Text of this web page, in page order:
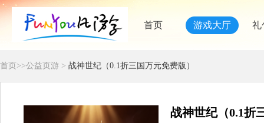
首页 游戏大厅 礼
首页 >>公益页游 > 战神世纪（0.1折三国万元免费版）
战神世纪（0.1折